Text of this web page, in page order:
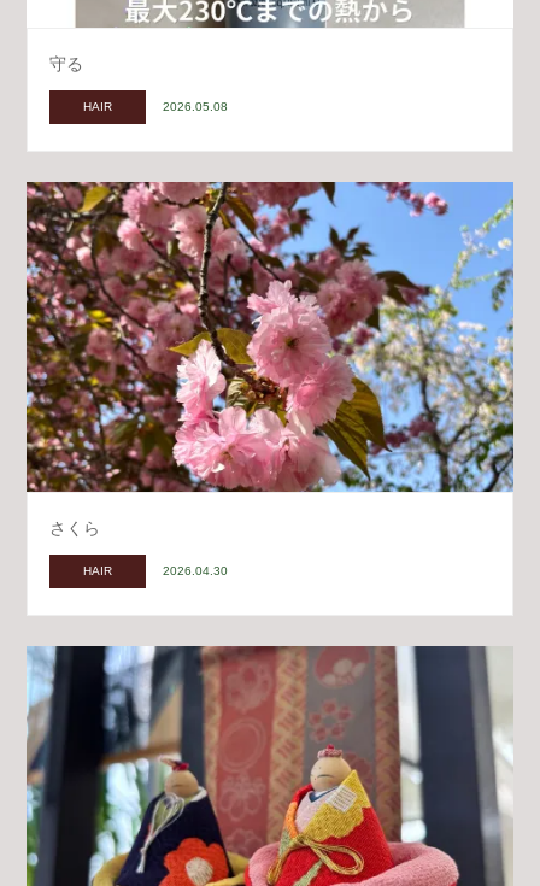
守る
HAIR 2026.05.08
さくら
HAIR 2026.04.30